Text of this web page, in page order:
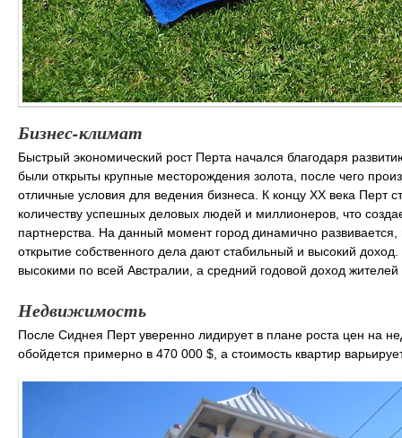
Бизнес-климат
Быстрый экономический рост Перта начался благодаря
были открыты крупные месторождения золота, после чего
отличные условия для ведения бизнеса. К концу ХХ века Перт
количеству успешных деловых людей и миллионеров, что
партнерства. На данный момент город динамично
открытие собственного дела дают стабильный и высокий
высокими по всей Австралии, а средний годовой доход
Недвижимость
После Сиднея Перт уверенно лидирует в плане роста цен на
обойдется примерно в 470 000 $, а стоимость квартир